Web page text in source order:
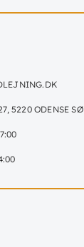
5220 ODENSE SØ